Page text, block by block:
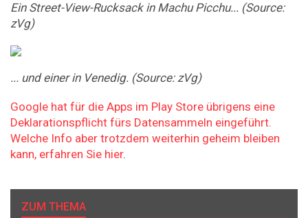
Ein Street-View-Rucksack in Machu Picchu... (Source:
zVg)
... und einer in Venedig. (Source: zVg)
Google hat für die Apps im Play Store übrigens eine
Deklarationspflicht fürs Datensammeln eingeführt.
Welche Info aber trotzdem weiterhin geheim bleiben
kann, erfahren Sie hier.
ZUM THEMA